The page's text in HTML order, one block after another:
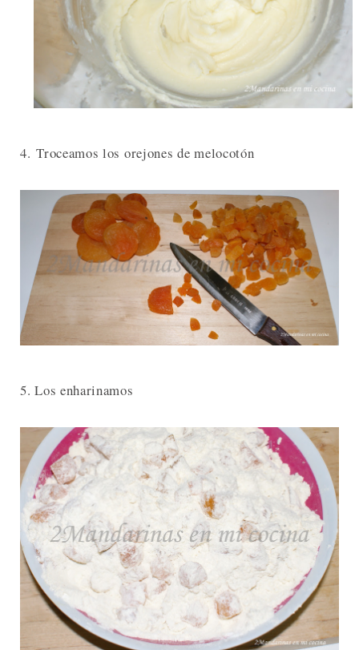
4. Troceamos los orejones de melocotón
5. Los enharinamos